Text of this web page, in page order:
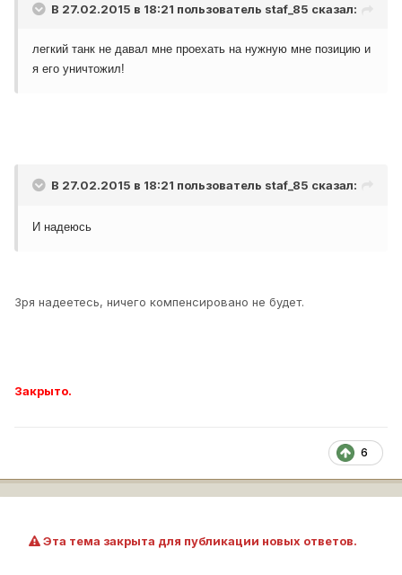
В 27.02.2015 в 18:21 пользователь staf_85 сказал:
легкий танк не давал мне проехать на нужную мне позицию и
я его уничтожил!
В 27.02.2015 в 18:21 пользователь staf_85 сказал:
И надеюсь
Зря надеетесь, ничего компенсировано не будет.
Закрыто.
6
Эта тема закрыта для публикации новых ответов.